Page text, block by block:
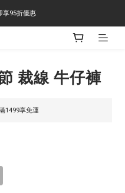
享95折優惠
享95折優惠
件390 兩件750 三件1000 十件3000
裁線 牛仔褲
1499享免運